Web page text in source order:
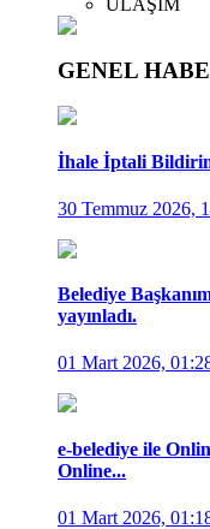
GENEL
İhale İptali
30 Temmuz 2026,
Belediye
yayınladı.
01 Mart 2026,
e-belediye ile
Online...
01 Mart 2026,